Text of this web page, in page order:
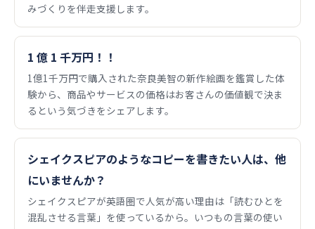
みづくりを伴走支援します。
1 億 1 千万円！！
1億1千万円で購入された奈良美智の新作絵画を鑑賞した体
験から、商品やサービスの価格はお客さんの価値観で決ま
るという気づきをシェアします。
シェイクスピアのようなコピーを書きたい人は、他
にいませんか？
シェイクスピアが英語圏で人気が高い理由は「読むひとを
混乱させる言葉」を使っているから。いつもの言葉の使い